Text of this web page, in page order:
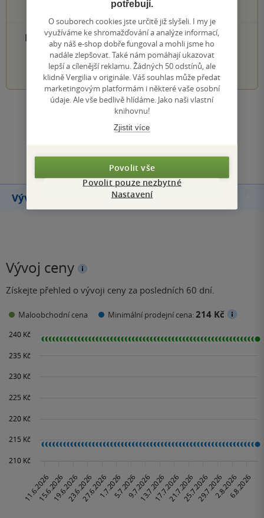
0×
1 hvezdička
PŘIDEJTE SVÉ HODNOCENÍ PRODUKTU
1 2 3 4 5
Zobrazit všechna hodnocení
Vývoj ceny
Vývoj ceny
Získejte přehled o vývoji ceny za posledních 60 dní.
Maloobchodní cena Minimální prodejní cena:214 Kč
potřebují.
O souborech cookies jste určitě již slyšeli. I my je
využíváme ke shromažďování a analýze informací,
aby náš e-shop dobře fungoval a mohli jsme ho
nadále zlepšovat. Také nám pomáhají ukazovat
lepší a cílenější reklamu. Žádných 50 odstínů, ale
klidně Vergilia v originále. Váš souhlas může předat
marketingovým platformám i některé vaše osobní
údaje. Ale vše bedlivě hlídáme. Jako naši vlastní
knihovnu!
Zjistit více
Povolit vše
Povolit pouze nezbytné
Nastavení